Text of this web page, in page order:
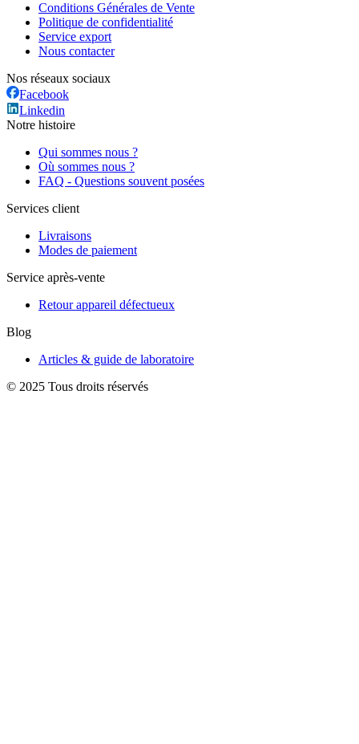
Conditions Générales de Vente
Politique de confidentialité
Service export
Nous contacter
Nos réseaux sociaux
Facebook
Linkedin
Notre histoire
Qui sommes nous ?
Où sommes nous ?
FAQ - Questions souvent posées
Services client
Livraisons
Modes de paiement
Service après-vente
Retour appareil défectueux
Blog
Articles & guide de laboratoire
© 2025 Tous droits réservés